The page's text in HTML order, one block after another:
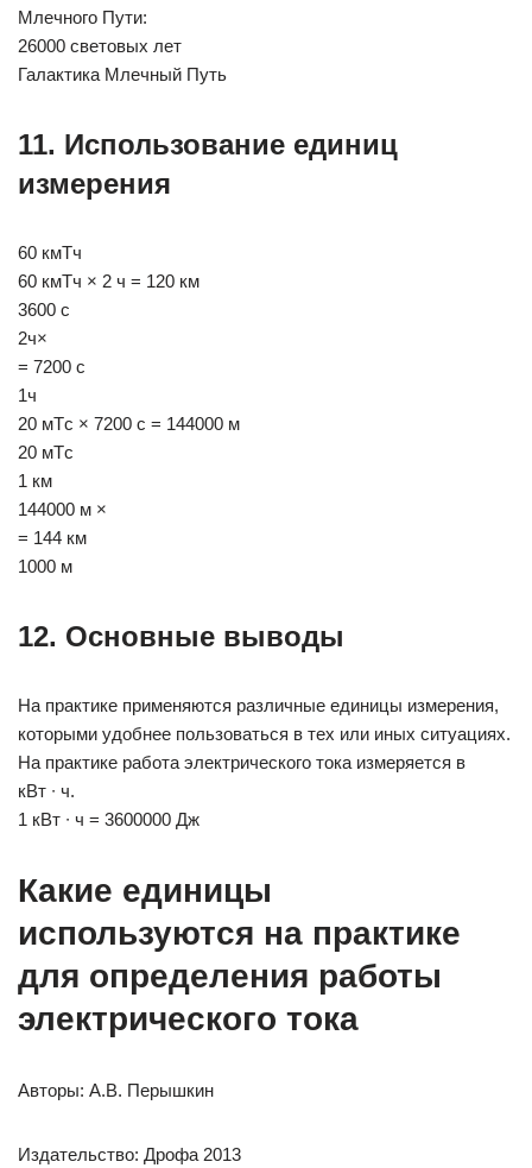
Млечного Пути:
26000 световых лет
Галактика Млечный Путь
11. Использование единиц
измерения
60 кмΤч
60 кмΤч × 2 ч = 120 км
3600 с
2ч×
= 7200 с
1ч
20 мΤс × 7200 с = 144000 м
20 мΤс
1 км
144000 м ×
= 144 км
1000 м
12. Основные выводы
На практике применяются различные единицы измерения,
которыми удобнее пользоваться в тех или иных ситуациях.
На практике работа электрического тока измеряется в
кВт ∙ ч.
1 кВт ∙ ч = 3600000 Дж
Какие единицы
используются на практике
для определения работы
электрического тока
Авторы: А.В. Перышкин
Издательство: Дрофа 2013